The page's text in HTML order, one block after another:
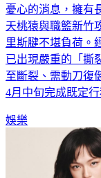
憂心的消息，擁有
天桃猿與職籃新竹
里斯腱不堪負荷。
已出現嚴重的「撕
至斷裂、需動刀復
4月中旬完成既定
娛樂